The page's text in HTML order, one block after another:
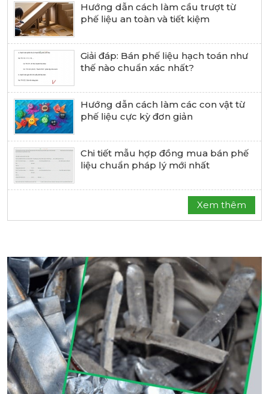
Hướng dẫn cách làm cầu trượt từ
phế liệu an toàn và tiết kiệm
Giải đáp: Bán phế liệu hạch toán như
thế nào chuẩn xác nhất?
Hướng dẫn cách làm các con vật từ
phế liệu cực kỳ đơn giản
Chi tiết mẫu hợp đồng mua bán phế
liệu chuẩn pháp lý mới nhất
Xem thêm